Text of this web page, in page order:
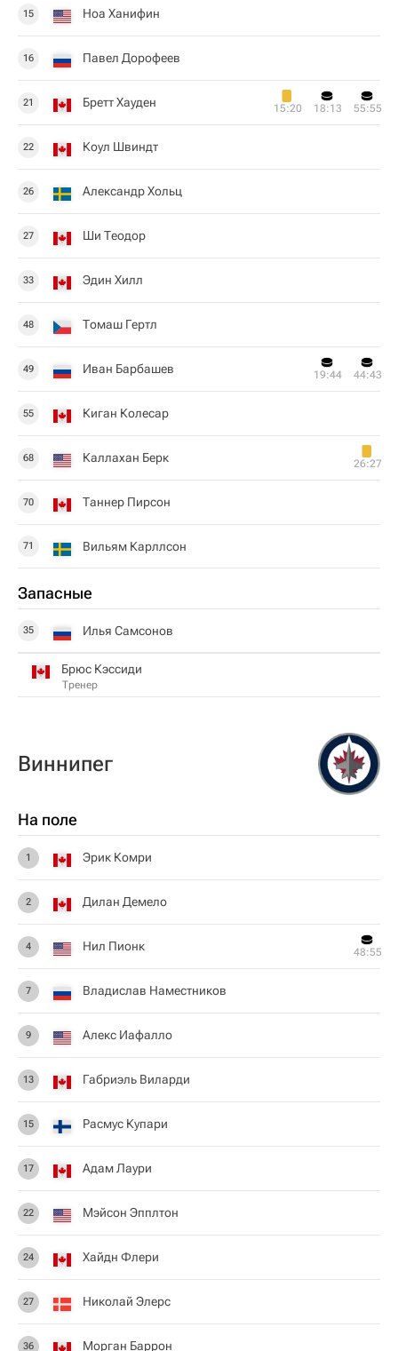
15 Ноа Ханифин
16 Павел Дорофеев
21 Бретт Хауден 15:20 18:13 55:55
22 Коул Швиндт
26 Александр Хольц
27 Ши Теодор
33 Эдин Хилл
48 Томаш Гертл
49 Иван Барбашев 19:44 44:43
55 Киган Колесар
68 Каллахан Берк 26:27
70 Таннер Пирсон
71 Вильям Карллсон
Запасные
35 Илья Самсонов
Брюс Кэссиди
Тренер
Виннипег
На поле
1 Эрик Комри
2 Дилан Демело
4 Нил Пионк 48:55
7 Владислав Наместников
9 Алекс Иафалло
13 Габриэль Виларди
15 Расмус Купари
17 Адам Лаури
22 Мэйсон Эпплтон
24 Хайдн Флери
27 Николай Элерс
36 Морган Баррон